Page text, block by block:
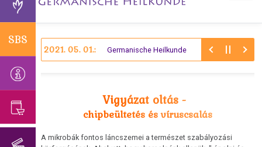
SBS
írás
Általános
információ
Fordítók
fordítások
Vigyázat
oltás
Miért
Germanische
Heilkunde?
Elhatárolódás
Elhatárolódás
a
pszichoszomatikától
Biológiai
Allergia
Asztma
Bélrák
Trnavában
végzett
ellenőrzésről
Trnavai
Egyetem
igazolása
A
RÁK
Ryke
Geerd
Hamertől
Születésnapi
koncert
2018
Születésnapi
koncert
2019
információ
tanulunk
Ősi
mezoderma
Új
mezoderma
Ektoderma
Ryke
Geerd
Hamer
Dr.
Ryke
Geerd
Születésnapi
2021. 05. 01.: Germanische Heilkunde
Vigyázat oltás -
chipbeültetés és víruscsalás
A mikrobák fontos láncszemei a természet szabályozási